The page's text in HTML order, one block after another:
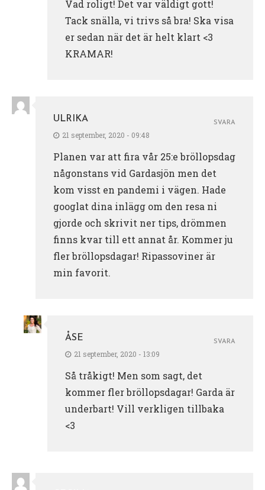
Vad roligt! Det var väldigt gott!
Tack snälla, vi trivs så bra! Ska visa
er sedan när det är helt klart <3
KRAMAR!
ULRIKA
21 september, 2020 - 09:48
Planen var att fira vår 25:e bröllopsdag
någonstans vid Gardasjön men det
kom visst en pandemi i vägen. Hade
googlat dina inlägg om den resa ni
gjorde och skrivit ner tips, drömmen
finns kvar till ett annat år. Kommer ju
fler bröllopsdagar! Ripassoviner är
min favorit.
SVARA
ÅSE
21 september, 2020 - 13:09
Så tråkigt! Men som sagt, det
kommer fler bröllopsdagar! Garda är
underbart! Vill verkligen tillbaka
<3
SVARA